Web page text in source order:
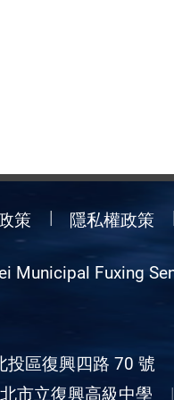
策 隱私權政策
Municipal Fuxing
區復興四路 70 號
市立復興高級中學